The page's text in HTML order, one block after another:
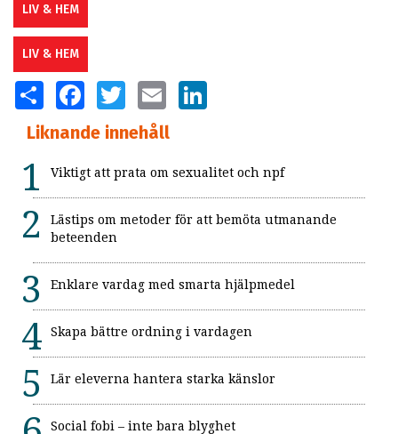
LIV & HEM
LIV & HEM
SHARE FACEBOOKTWITTER EMAIL
Liknande innehåll
Viktigt att prata om sexualitet och npf
Lästips om metoder för att bemöta utmanande
beteenden
Enklare vardag med smarta hjälpmedel
Skapa bättre ordning i vardagen
Lär eleverna hantera starka känslor
Social fobi – inte bara blyghet